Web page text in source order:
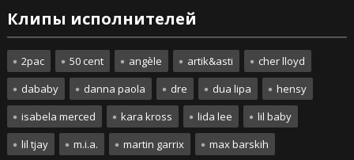
Клипы исполнителей
2pac 50 cent angèle artik&asti
cher lloyd
dababy
danna paola dre dua lipa
hensy
isabela merced
kara kross lida lee
lil baby
lil tjay
m.i.a. martin garrix max barskih